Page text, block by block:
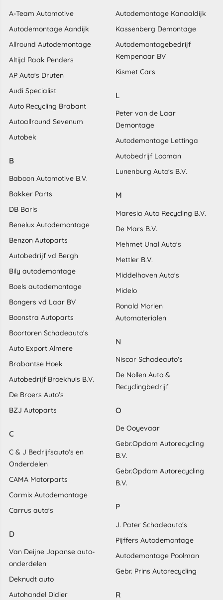
A-Team Automotive
Autodemontage Aandijk
Allround Autodemontage
Altijd Raak Penders
AP Auto's Druten
Audi Specialist
Auto Recycling Brabant
Autoallround Sevenum
Autobek
B
Baboon Automotive B.V.
Bakker Parts
DB Baris
Benelux Autodemontage
Benzon Autoparts
Autobedrijf vd Bergh
Bily autodemontage
Boels autodemontage
Bongers vd Laar BV
Boonstra Autoparts
Boortoren Schadeauto's
Auto Export Almere
Brabantse Hoek
Autobedrijf Broekhuis B.V.
De Broers Auto's
BZJ Autoparts
C
C & J Bedrijfsauto's en
Onderdelen
CAMA Motorparts
Carmix Autodemontage
Carrus auto's
D
Van Deijne Japanse auto-
onderdelen
Deknudt auto
Autohandel Didier
Autodemontage Kanaaldijk
Kassenberg Demontage
Autodemontagebedrijf
Kempenaar BV
Kismet Cars
L
Peter van de Laar
Demontage
Autodemontage Lettinga
Autobedrijf Looman
Lunenburg Auto's B.V.
M
Maresia Auto Recycling B.V.
De Mars B.V.
Mehmet Unal Auto's
Mettler B.V.
Middelhoven Auto's
Midelo
Ronald Morien
Automaterialen
N
Niscar Schadeauto's
De Nollen Auto &
Recyclingbedrijf
O
De Ooyevaar
Gebr.Opdam Autorecycling
B.V.
Gebr.Opdam Autorecycling
B.V.
P
J. Pater Schadeauto's
Pijffers Autodemontage
Autodemontage Poolman
Gebr. Prins Autorecycling
R